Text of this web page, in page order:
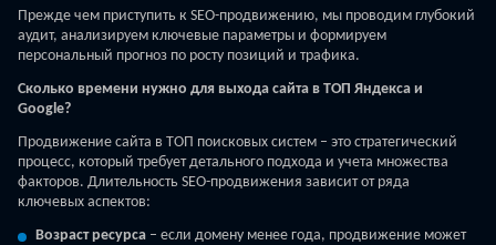
Прежде чем приступить к SEO-продвижению, мы проводим глубокий
аудит, анализируем ключевые параметры и формируем
персональный прогноз по росту позиций и трафика.
Сколько времени нужно для выхода сайта в ТОП Яндекса и
Google?
Продвижение сайта в ТОП поисковых систем – это стратегический
процесс, который требует детального подхода и учета множества
факторов. Длительность SEO-продвижения зависит от ряда
ключевых аспектов:
Возраст ресурса – если домену менее года, продвижение может